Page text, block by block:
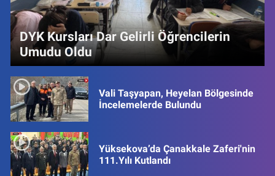
DYK Kursları Dar Gelirli Öğrencilerin
Umudu Oldu
Vali Taşyapan, Heyelan Bölgesinde
İncelemelerde Bulundu
Yüksekova’da Çanakkale Zaferi'nin
111.Yılı Kutlandı